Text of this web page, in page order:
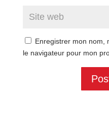
Enregistrer mon nom,
le navigateur pour mon